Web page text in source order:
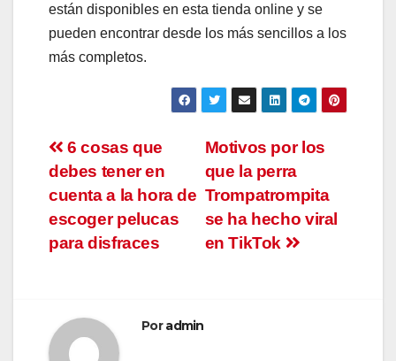
están disponibles en esta tienda online y se
pueden encontrar desde los más sencillos a los
más completos.
Navegación
de
entradas
Motivos por los
que la perra
Trompatrompita
se ha hecho viral
en TikTok
6 cosas que
debes tener en
cuenta a la hora de
escoger pelucas
para disfraces
Poradmin